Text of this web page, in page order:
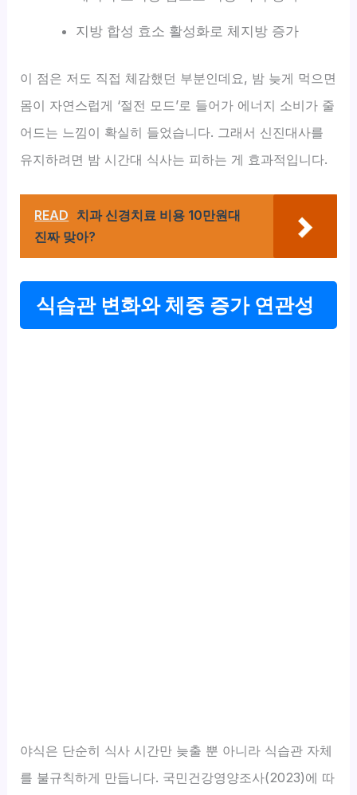
지방 합성 효소 활성화로 체지방 증가
이 점은 저도 직접 체감했던 부분인데요, 밤 늦게 먹으면
몸이 자연스럽게 ‘절전 모드’로 들어가 에너지 소비가 줄
어드는 느낌이 확실히 들었습니다. 그래서 신진대사를
유지하려면 밤 시간대 식사는 피하는 게 효과적입니다.
READ 치과 신경치료 비용 10만원대
진짜 맞아?
식습관 변화와 체중 증가 연관성
야식은 단순히 식사 시간만 늦출 뿐 아니라 식습관 자체
를 불규칙하게 만듭니다. 국민건강영양조사(2023)에 따